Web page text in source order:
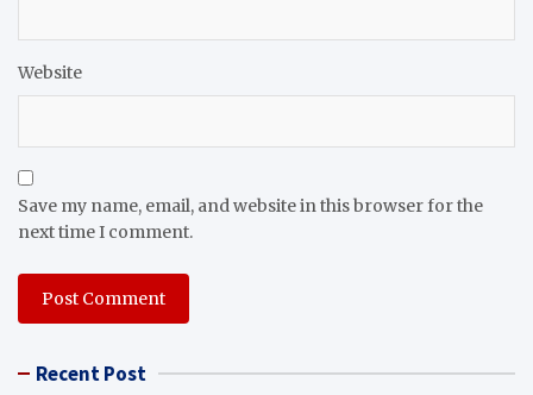
Website
Save my name, email, and website in this browser for the
next time I comment.
Recent Post